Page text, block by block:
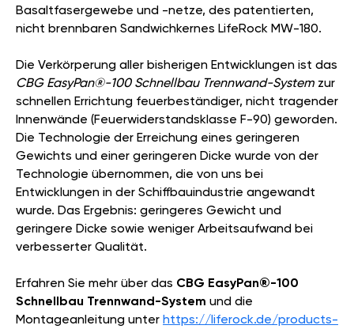
Basaltfasergewebe und -netze, des patentierten,
nicht brennbaren Sandwichkernes LifeRock MW-180.
Die Verkörperung aller bisherigen Entwicklungen ist das
CBG EasyPan®-100 Schnellbau Trennwand-System zur
schnellen Errichtung feuerbeständiger, nicht tragender
Innenwände (Feuerwiderstandsklasse F-90) geworden.
Die Technologie der Erreichung eines geringeren
Gewichts und einer geringeren Dicke wurde von der
Technologie übernommen, die von uns bei
Entwicklungen in der Schiffbauindustrie angewandt
wurde. Das Ergebnis: geringeres Gewicht und
geringere Dicke sowie weniger Arbeitsaufwand bei
verbesserter Qualität.
Erfahren Sie mehr über das CBG EasyPan®-100
Schnellbau Trennwand-System und die
Montageanleitung unter https://liferock.de/products-